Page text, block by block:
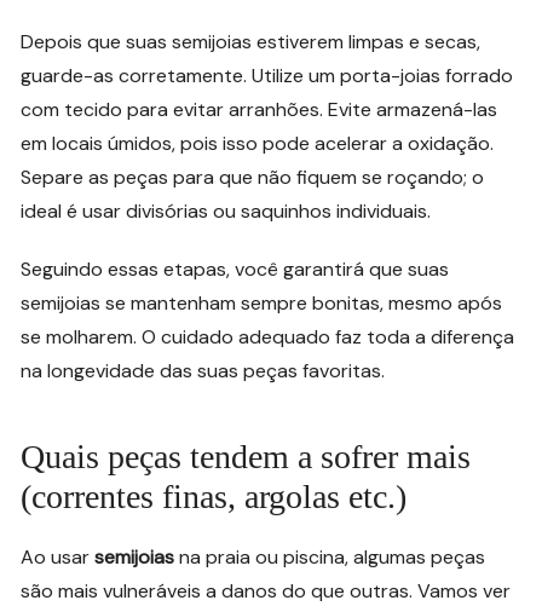
Depois que suas semijoias estiverem limpas e secas,
guarde-as corretamente. Utilize um porta-joias forrado
com tecido para evitar arranhões. Evite armazená-las
em locais úmidos, pois isso pode acelerar a oxidação.
Separe as peças para que não fiquem se roçando; o
ideal é usar divisórias ou saquinhos individuais.
Seguindo essas etapas, você garantirá que suas
semijoias se mantenham sempre bonitas, mesmo após
se molharem. O cuidado adequado faz toda a diferença
na longevidade das suas peças favoritas.
Quais peças tendem a sofrer mais
(correntes finas, argolas etc.)
Ao usarsemijoiasna praia ou piscina, algumas peças
são mais vulneráveis a danos do que outras. Vamos ver